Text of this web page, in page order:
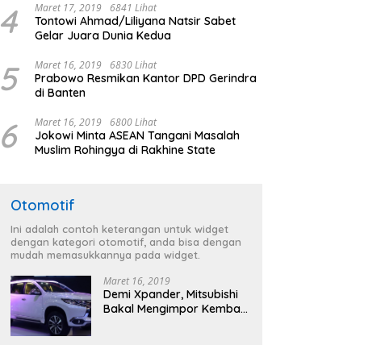
4 Maret 17, 2019 6841 Lihat
Tontowi Ahmad/Liliyana Natsir Sabet
Gelar Juara Dunia Kedua
5 Maret 16, 2019 6830 Lihat
Prabowo Resmikan Kantor DPD Gerindra
di Banten
6 Maret 16, 2019 6800 Lihat
Jokowi Minta ASEAN Tangani Masalah
Muslim Rohingya di Rakhine State
Otomotif
Ini adalah contoh keterangan untuk widget
dengan kategori otomotif, anda bisa dengan
mudah memasukkannya pada widget.
Maret 16, 2019
Demi Xpander, Mitsubishi
Bakal Mengimpor Kembali